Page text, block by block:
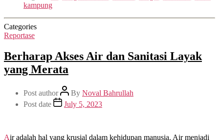
kampung
Categories
Reportase
Berharap Akses Air dan Sanitasi Layak
yang Merata
Post author By Noval Bahrullah
Post date
July 5, 2023
Air adalah hal yang krusial dalam kehidupan manusia. Air menjadi